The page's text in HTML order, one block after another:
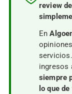
review
En
ingresos
siempre
lo que